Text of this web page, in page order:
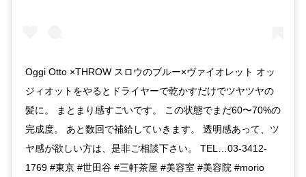
Oggi Otto ×THROW スロウのブルー×ヴァイオレット オッ
ジィオットをやるとドライヤーで乾かすだけでツヤツヤの
髪に。 まとまり感すごいです。 この状態でまだ60〜70%の
完成度。 あと数回で補給していきます。 透明感あって、ツ
ヤ感が欲しい方は、是非ご相談下さい。 TEL…03-3412-
1769 #東京 #世田谷 #三軒茶屋 #美容室 #美容院 #morio